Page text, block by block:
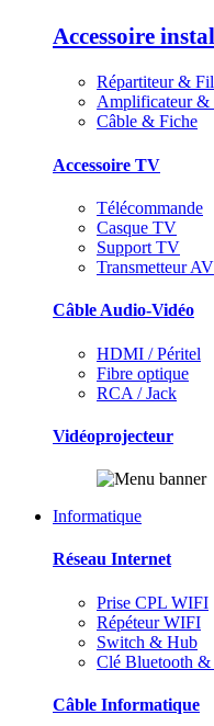
Accessoire
Répartiteur &
Amplificateur &
Câble & Fiche
Accessoire TV
Télécommande
Casque TV
Support TV
Transmetteur AV
Câble Audio-Vidéo
HDMI / Péritel
Fibre optique
RCA / Jack
Vidéoprojecteur
Informatique
Réseau Internet
Prise CPL WIFI
Répéteur WIFI
Switch & Hub
Clé Bluetooth
Câble Informatique